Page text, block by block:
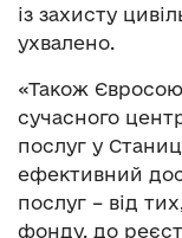
із захисту
ухвалено.
«Також
сучасного
послуг у
ефективний
послуг – від
фонду, до